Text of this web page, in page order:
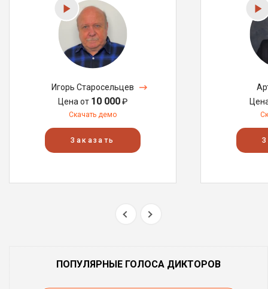
Игорь Старосельцев
Цена от 10 000₽
Скачать демо
Заказать
ПОПУЛЯРНЫЕ ГОЛОСА ДИКТОРОВ